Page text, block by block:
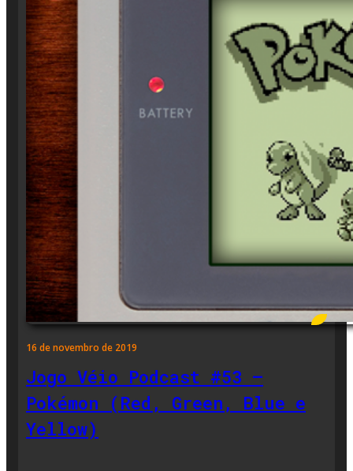
16 de novembro de 2019
Jogo Véio Podcast #53 –
Pokémon (Red, Green, Blue e
Yellow)